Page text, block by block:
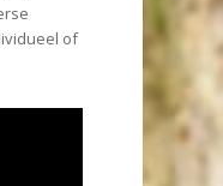
of